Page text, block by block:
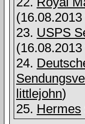
(16.08.2013
23. USPS
(16.08.2013
24.
littlejohn)
25. Hermes